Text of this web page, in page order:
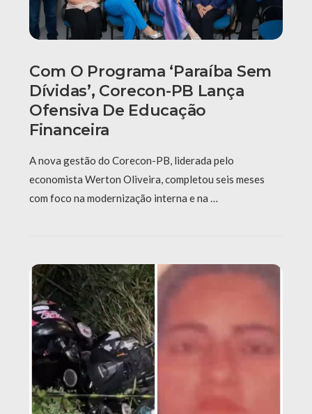
Com O Programa ‘Paraíba Sem
Dívidas’, Corecon-PB Lança
Ofensiva De Educação
Financeira
A nova gestão do Corecon-PB, liderada pelo
economista Werton Oliveira, completou seis meses
com foco na modernização interna e na …